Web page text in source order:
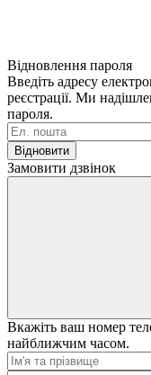
Відновлення пароля
Введіть адресу
реєстрації. Ми
пароля.
Відновити
Замовити дзвінок
Вкажіть ваш номер
найближчим часом.